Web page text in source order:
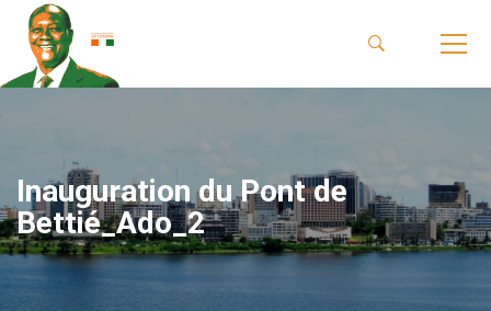
Inauguration du Pont de
Bettié_Ado_2